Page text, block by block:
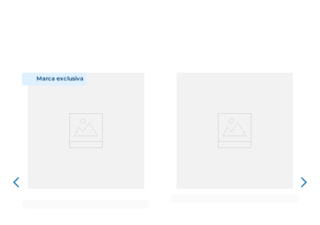
Sal Cisne Grosso apresenta grânulos maiores, que